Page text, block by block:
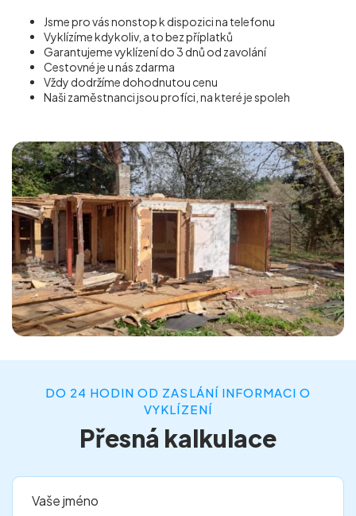
Jsme pro vás nonstop k dispozici na telefonu
Vyklízíme kdykoliv, a to bez příplatků
Garantujeme vyklízení do 3 dnů od zavolání
Cestovné je u nás zdarma
Vždy dodržíme dohodnutou cenu
Naši zaměstnanci jsou profíci, na které je spoleh
DO 24 HODIN OD ZASLÁNÍ INFORMACI O
VYKLÍZENÍ
Přesná kalkulace
Vaše jméno